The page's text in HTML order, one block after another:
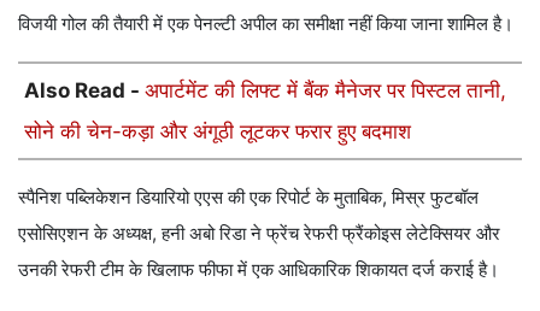
विजयी गोल की तैयारी में एक पेनल्टी अपील का समीक्षा नहीं किया जाना शामिल है।
Also Read - अपार्टमेंट की लिफ्ट में बैंक मैनेजर पर पिस्टल तानी,
सोने की चेन-कड़ा और अंगूठी लूटकर फरार हुए बदमाश
स्पैनिश पब्लिकेशन डियारियो एएस की एक रिपोर्ट के मुताबिक, मिस्र फुटबॉल
एसोसिएशन के अध्यक्ष, हनी अबो रिडा ने फ्रेंच रेफरी फ्रैंकोइस लेटेक्सियर और
उनकी रेफरी टीम के खिलाफ फीफा में एक आधिकारिक शिकायत दर्ज कराई है।